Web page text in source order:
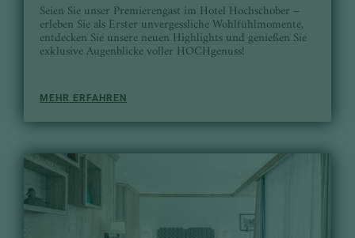
Seien Sie unser Premierengast im Hotel Hochschober –
erleben Sie als Erster unvergessliche Wohlfühlmomente,
entdecken Sie unsere neuen Highlights und genießen Sie
exklusive Augenblicke voller HOCHgenuss!
MEHR ERFAHREN